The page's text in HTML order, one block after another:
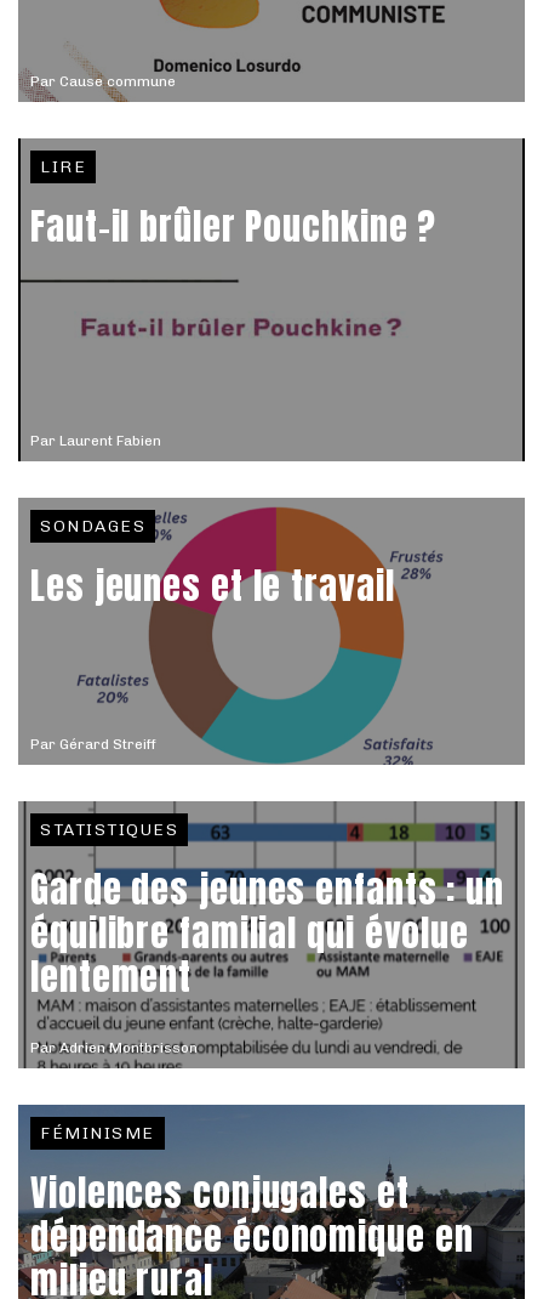
Par Cause commune
Par Laurent Fabien
LIRE
Faut-il brûler Pouchkine ?
Par Gérard Streiff
SONDAGES
Les jeunes et le travail
ParAdrien Montbrisson
STATISTIQUES
Garde des jeunes enfants : un
équilibre familial qui évolue
lentement
FÉMINISME
Violences conjugales et
dépendance économique en
milieu rural